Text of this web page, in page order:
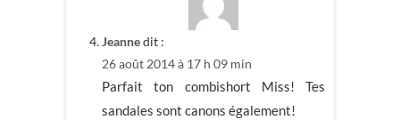
Jeannedit :
26 août 2014 à 17 h 09 min
Parfait ton combishort Miss! Tes
sandales sont canons également!